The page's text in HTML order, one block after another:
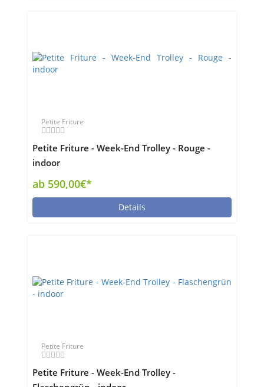
Petite Friture
Petite Friture - Week-End Trolley - Rouge -
indoor
ab 590,00€*
Details
Petite Friture
Petite Friture - Week-End Trolley -